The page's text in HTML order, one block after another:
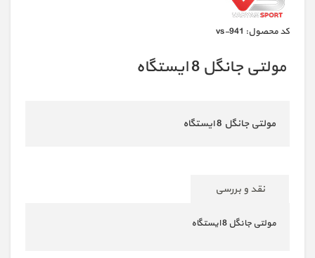
كد محصول: vs-941
مولتی جانگل 8 ایستگاه
مولتی جانگل 8 ایستگاه
نقد و بررسی
مولتی جانگل 8 ایستگاه